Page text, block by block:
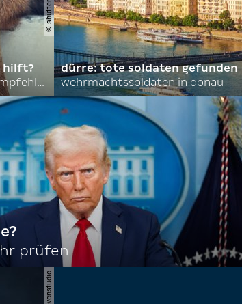
hilft?
nordkoreas sommerliche empfehlungen
dürre: tote soldaten gefunden
wehrmachtssoldaten in donau
prüfen